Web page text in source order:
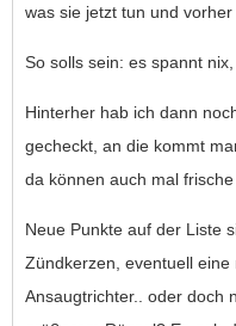
was sie jetzt tun und
So solls sein: es spannt
Hinterher hab ich dann
gecheckt, an die kommt
da können auch mal
Neue Punkte auf der Liste
Zündkerzen, eventuell
Ansaugtrichter.. oder doch